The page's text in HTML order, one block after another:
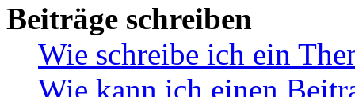
Beiträge schreiben
Wie schreibe ich ein
Wie kann ich einen